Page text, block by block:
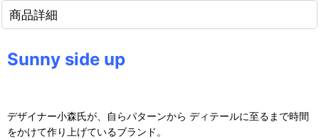
商品詳細
Sunny side up
デザイナー小森氏が、自らパターンから ディテールに至るまで時間
をかけて作り上げているブランド。